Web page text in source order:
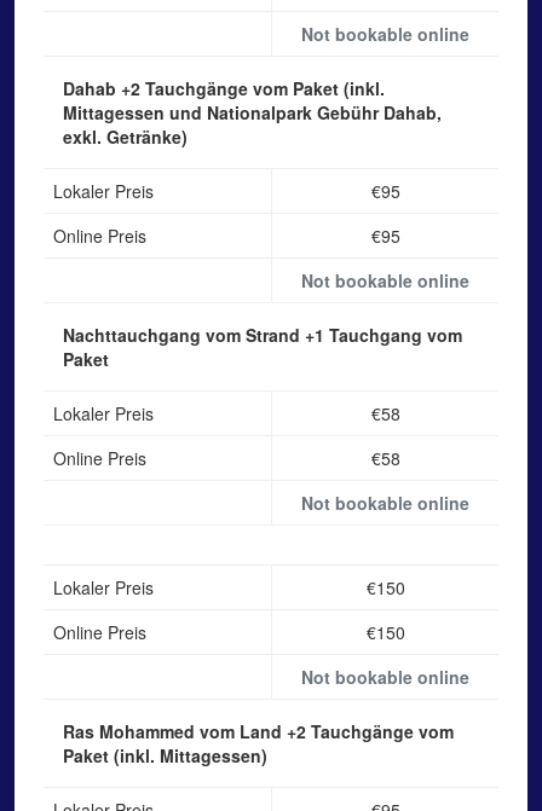
Not bookable online
Dahab +2 Tauchgänge vom Paket (inkl.
Mittagessen und Nationalpark Gebühr Dahab,
exkl. Getränke)
Lokaler Preis
€95
Online Preis
€95
Not bookable online
Nachttauchgang vom Strand +1 Tauchgang vom
Paket
Lokaler Preis
€58
Online Preis
€58
Not bookable online
Lokaler Preis
€150
Online Preis
€150
Not bookable online
Ras Mohammed vom Land +2 Tauchgänge vom
Paket (inkl. Mittagessen)